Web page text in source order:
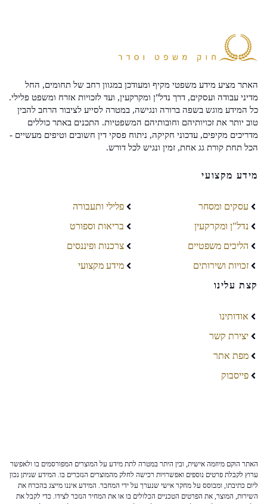
האתר מציע מידע משפטי מקיף ומעודכן במגוון רחב של תחומים, החל
מדיני עבודה ועסקים, דרך נדל"ן ומקרקעין, ועד לזכויות אזרח ומשפט פלילי.
כל המידע מוגש בשפה ברורה ונגישה, במטרה לסייע לציבור הרחב להבין
טוב יותר את זכויותיהם וחובותיהם המשפטיות. התכנים באתר כוללים
מדריכים מקיפים, עדכוני חקיקה, ניתוח פסקי דין חשובים וטיפים מעשיים -
הכל תחת קורת גג אחת, זמין ונגיש לכל דורש.
מידע מקצועי
עסקים ומסחר
נדל"ן ומקרקעין
הליכים משפטיים
זכויות ושירותים
פלילי ותעבורה
בריאות וספורט
צרכנות ופיננסים
מידע מקצועי
קצת עלינו
אודותינו
יצירת קשר
מפת אתר
פייסבוק
האתר הוקם מיוזמה אישית, ובין היתר במטרה לתת מידע על המוצרים המפורסמים בו ולאפשר
ערוץ לקבלת פרטים נוספים ואפשרויות רכישה לחלק מהמוצרים הנזכרים בו. המידע שניתן נכון
ליום כתיבתו, ומבוסס על מחקר אישי שנערך על ידי המחבר. המידע איננו מייצג בהכרח את
השירות, המוצר, את הפרטים הטכניים הכלולים בו או את המחיר הנזכר לצידו. כדי לקבל את